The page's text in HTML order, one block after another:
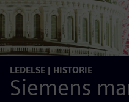
LEDELSE | HISTORIE
Siemens